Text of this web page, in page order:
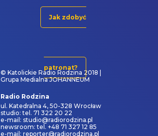
Jak zdobyć
patronat?
© Katolickie Radio Rodzina 2018 |
Grupa Medialna JOHANNEUM
Radio Rodzina
ul. Katedralna 4, 50-328 Wrocław
studio: tel. 71 322 20 22
e-mail: studio@radiorodzina.pl
newsroom: tel. +48 71 327 12 85
e-mail: reporter@radiorodzina.pl